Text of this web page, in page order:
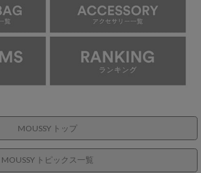
MOUSSY トップ
MOUSSY トピックス一覧